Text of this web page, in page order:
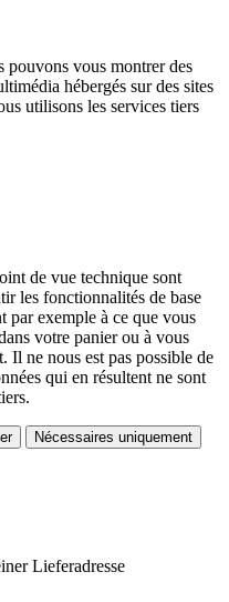
pouvons vous montrer des
hébergés sur des sites
utilisons les services tiers
de vue technique sont
les fonctionnalités de base
par exemple à ce que vous
votre panier ou à vous
Il ne nous est pas possible de
qui en résultent ne sont
Nécessaires uniquement
Lieferadresse